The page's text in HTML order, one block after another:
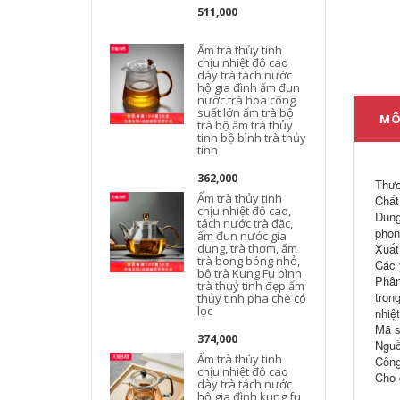
511,000
Ấm trà thủy tinh
chịu nhiệt độ cao
dày trà tách nước
hộ gia đình ấm đun
nước trà hoa công
suất lớn ấm trà bộ
trà bộ ấm trà thủy
tinh bộ bình trà thủy
tinh
362,000
Ấm trà thủy tinh
chịu nhiệt độ cao,
tách nước trà đặc,
ấm đun nước gia
dụng, trà thơm, ấm
trà bong bóng nhỏ,
bộ trà Kung Fu bình
trà thuỷ tinh đẹp ấm
thủy tinh pha chè có
lọc
374,000
Ấm trà thủy tinh
chịu nhiệt độ cao
dày trà tách nước
hộ gia đình kung fu
Các
Mã
Cho